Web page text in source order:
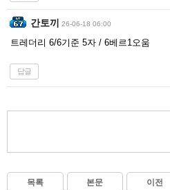
간토끼 26-06-18 06:00
트레더리 6/6기준 5자 / 6베르1오움
답글
목록 본문 이전